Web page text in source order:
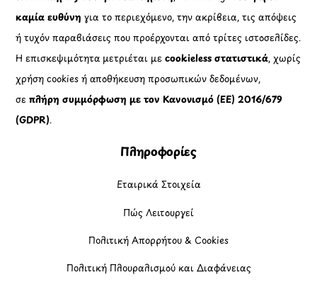
καμία ευθύνη για το περιεχόμενο, την ακρίβεια, τις απόψεις
ή τυχόν παραβιάσεις που προέρχονται από τρίτες ιστοσελίδες.
Η επισκεψιμότητα μετριέται μεcookieless στατιστικά, χωρίς
χρήση cookies ή αποθήκευση προσωπικών δεδομένων,
σεπλήρη συμμόρφωση με τον Κανονισμό (ΕΕ) 2016/679
(GDPR).
Πληροφορίες
Εταιρικά Στοιχεία
Πώς Λειτουργεί
Πολιτική Απορρήτου & Cookies
Πολιτική Πλουραλισμού και Διαφάνειας